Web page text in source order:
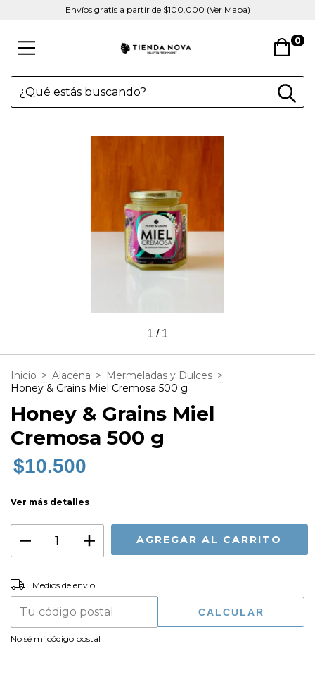
Envíos gratis a partir de $100.000 (Ver Mapa)
0
1 / 1
Inicio > Alacena > Mermeladas y Dulces >
Honey & Grains Miel Cremosa 500 g
Honey & Grains Miel
Cremosa 500 g
$10.500
Ver más detalles
Entregas para el CP:
Medios de envío
CALCULAR
No sé mi código postal